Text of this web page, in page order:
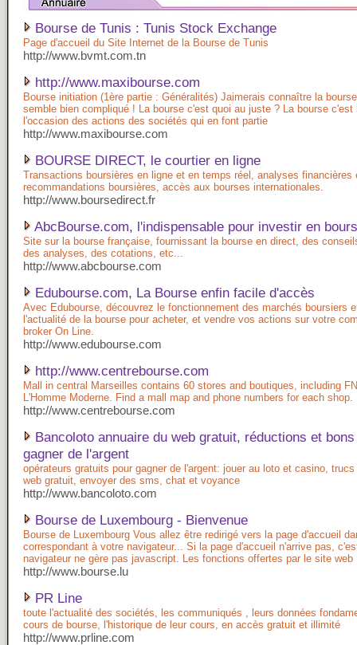
Bourse de Tunis : Tunis Stock Exchange
Page d'accueil du Site Internet de la Bourse de Tunis
http://www.bvmt.com.tn
http://www.maxibourse.com
Bourse initiation (1ère partie : Généralités) Jaimerais connaître la
semble bien compliqué ! La bourse c'est quoi au juste ? La bourse c'est
l'occasion des actions des sociétés qui en font partie
http://www.maxibourse.com
BOURSE DIRECT, le courtier en ligne
Transactions boursières en ligne et en temps réel, analyses financières
recommandations boursières, accès aux bourses internationales.
http://www.boursedirect.fr
AbcBourse.com, l'indispensable pour investir en
Site sur la bourse française, fournissant la bourse en direct, des
des analyses, des cotations, etc...
http://www.abcbourse.com
Edubourse.com, La Bourse enfin facile d'accès
Avec Edubourse, découvrez le fonctionnement des marchés boursiers
l'actualité de la bourse pour acheter, et vendre vos actions sur votre
broker On Line.
http://www.edubourse.com
http://www.centrebourse.com
Mall in central Marseilles contains 60 stores and boutiques, including
L'Homme Moderne. Find a mall map and phone numbers for each shop.
http://www.centrebourse.com
Bancoloto annuaire du web gratuit, réductions et
gagner de l'argent
opérateurs gratuits pour gagner de l'argent: jouer au loto et casino,
web gratuit, envoyer des sms, chat et voyance
http://www.bancoloto.com
Bourse de Luxembourg - Bienvenue
Bourse de Luxembourg Vous allez être redirigé vers la page d'accueil
correspondant à votre navigateur... Si la page d'accueil n'arrive pas,
navigateur ne gère pas javascript. Les fonctions offertes par le site web
http://www.bourse.lu
PR Line
toute l'actualité des sociétés, les communiqués , leurs données
cours de bourse, l'historique de leur cours, en accès gratuit et illimité
http://www.prline.com